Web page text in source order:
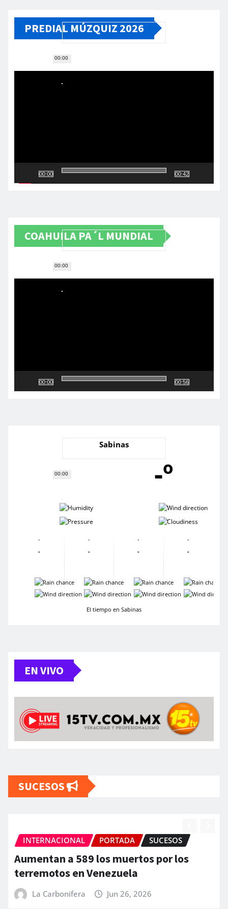
00:00
PREDIAL MÚZQUIZ 2026
Reproductor
00:00
00:00
00:42
COAHUILA PA´L MUNDIAL
Reproductor
00:00
00:00
00:56
Sabinas
-º
-
-
-
-
-
-
-
-
-
-
-
-
-
-
-
-
-
-
-
-
El tiempo en Sabinas
EN VIVO
SUCESOS
INTERNACIONAL PORTADA SUCESOS
Aumentan a 589 los muertos por los
terremotos en Venezuela
La Carbonifera Jun 26, 2026